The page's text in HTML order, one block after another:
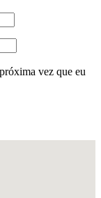
vez que eu